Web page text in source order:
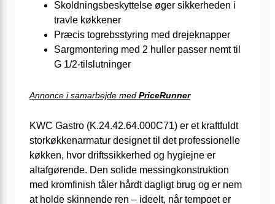
Skoldningsbeskyttelse øger sikkerheden i
travle køkkener
Præcis togrebsstyring med drejeknapper
Sargmontering med 2 huller passer nemt til
G 1/2-tilslutninger
Annonce i samarbejde med PriceRunner
KWC Gastro (K.24.42.64.000C71) er et kraftfuldt
storkøkkenarmatur designet til det professionelle
køkken, hvor driftssikkerhed og hygiejne er
altafgørende. Den solide messingkonstruktion
med kromfinish tåler hårdt dagligt brug og er nem
at holde skinnende ren – ideelt, når tempoet er